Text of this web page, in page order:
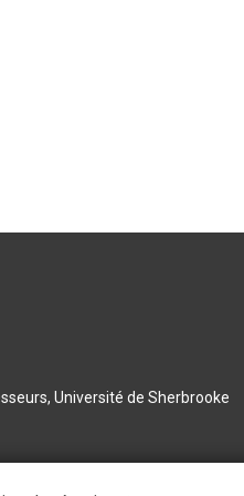
Université de Sherbrooke